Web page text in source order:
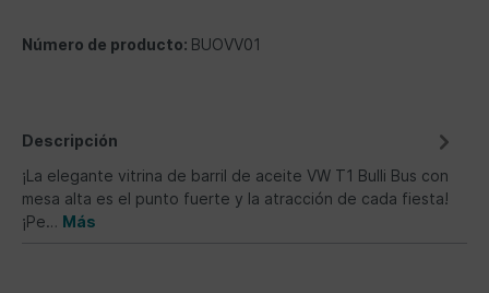
Número de producto: BUOVV01
Descripción
¡La elegante vitrina de barril de aceite VW T1 Bulli Bus con
mesa alta es el punto fuerte y la atracción de cada fiesta!
¡Pe… Más